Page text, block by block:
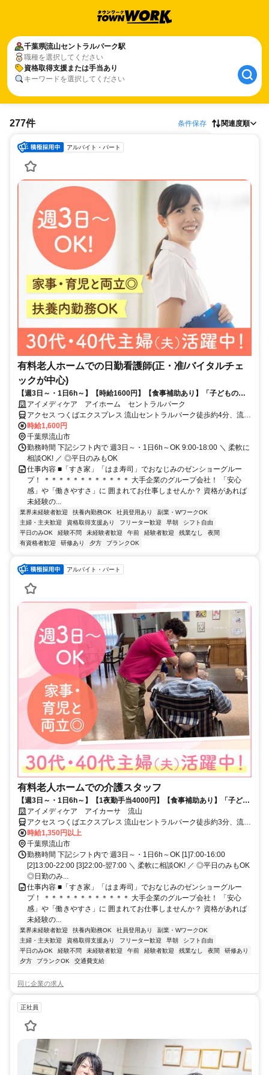
千葉県流山セントラルパーク駅
職種を選択してください
資格取得支援または手当あり
キーワードを選択してください
277件 条件保存 関連度順
アルバイト・パート
有料老人ホームでの日勤看護師(正・准/バイタルチェ
ックが中心)
【週3日～・1日6h～】【時給1600円】【食事補助あり】「子どもの予
定と合わせたい」「ブランクがあるからまずは短時間から慣れたい」な
ど、シフトの相談はいつでも大歓迎♪Wワークも歓迎します!ライフスタ
イルに合わせて活躍したい方にピッタリ◎施設内の利用者さまが対象な
ので「急な来院が多くて毎日せわしない」という悩みとは無縁！ゼンシ
ョーグループの安定した基盤のもと、ゆとりある環境で資格を活かしま
せんか？
アイメディケア アイホーム セントラルパーク
アクセス つくばエクスプレス 流山セントラルパーク徒歩約4分、流鉄
流山線 流山徒歩約20分、流鉄流山線 平和台（千葉県）徒歩約24分
時給1,600円
千葉県流山市
勤務時間 下記シフト内で 週3日～・1日6h～OK 9:00-18:00 ＼ 柔軟に
相談OK! ／ ◎平日のみもOK
仕事内容 ■「すき家」「はま寿司」でおなじみのゼンショーグルー
プ！ ＊＊＊＊＊＊＊＊＊＊＊＊ 大手企業のグループ会社！ 「安心
感」や「働きやすさ」に 囲まれてお仕事しませんか？ 資格があれば
未経験の...
業界未経験者歓迎 扶養内勤務OK 社員登用あり
副業・WワークOK
主婦・主夫歓迎
資格取得支援あり フリーター歓迎 早朝
シフト自由
平日のみOK
経験不問 未経験者歓迎 午前 経験者歓迎 残業なし
夜間
有資格者歓迎
研修あり 夕方 ブランクOK
アルバイト・パート
有料老人ホームでの介護スタッフ
【週3日～・1日6h～】【1夜勤手当4000円】【食事補助あり】「子ども
の予定と合わせたい」「ブランクがあるから少しずつ慣れたい」など、
シフトの相談は柔軟に相談OK♪Wワークも歓迎します!ライフスタイルに
合わせて活躍したい方にピッタリ◎ゼンショーグループのサービスのノ
ウハウを活かしたレクリエーションは、種類が豊富＆ユニークなのが自
慢♪利用者さまの笑顔や思い出づくりに貢献しやすい環境づくりをバック
アップします。
アイメディケア アイカーサ 流山
アクセス つくばエクスプレス 流山セントラルパーク徒歩約3分、流鉄
流山線 流山徒歩約21分、流鉄流山線 平和台（千葉県）徒歩約23分
時給1,350円以上
千葉県流山市
勤務時間 下記シフト内で 週3日～・1日6h～OK [1]7:00-16:00
[2]13:00-22:00 [3]22:00-翌7:00 ＼ 柔軟に相談OK! ／ ◎平日のみもOK
◎日勤のみ...
仕事内容 ■「すき家」「はま寿司」でおなじみのゼンショーグルー
プ！ ＊＊＊＊＊＊＊＊＊＊＊＊ 大手企業のグループ会社！ 「安心
感」や「働きやすさ」に 囲まれてお仕事しませんか？ 資格があれば
未経験の...
業界未経験者歓迎 扶養内勤務OK 社員登用あり
副業・WワークOK
主婦・主夫歓迎
資格取得支援あり フリーター歓迎 早朝
シフト自由
平日のみOK
経験不問 未経験者歓迎 午前 経験者歓迎 残業なし 夜間
研修あり
夕方
ブランクOK 交通費支給
同じ企業の求人
正社員